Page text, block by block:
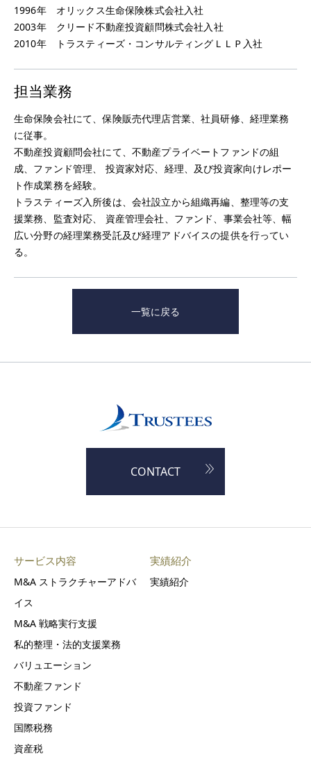
1996年 オリックス生命保険株式会社入社
2003年 クリード不動産投資顧問株式会社入社
2010年 トラスティーズ・コンサルティングＬＬＰ入社
担当業務
生命保険会社にて、保険販売代理店営業、社員研修、経理業務
に従事。
不動産投資顧問会社にて、不動産プライベートファンドの組
成、ファンド管理、 投資家対応、経理、及び投資家向けレポー
ト作成業務を経験。
トラスティーズ入所後は、会社設立から組織再編、整理等の支
援業務、監査対応、 資産管理会社、ファンド、事業会社等、幅
広い分野の経理業務受託及び経理アドバイスの提供を行ってい
る。
一覧に戻る
CONTACT
サービス内容
M&A ストラクチャーアドバ
イス
M&A 戦略実行支援
私的整理・法的支援業務
バリュエーション
不動産ファンド
投資ファンド
国際税務
資産税
実績紹介
実績紹介